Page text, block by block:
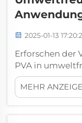
2025-01-13
Erforschen der
PVA in
Einführung in
ein
MEHR